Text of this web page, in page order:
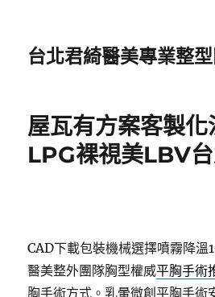
台北君綺醫美專業整
屋瓦有方案客製化
LPG裸視美LBV
CAD下載包裝機械選擇噴霧降溫
醫美整外團隊胸型權威平胸手術
胸手術方式。乳暈微創平胸手術